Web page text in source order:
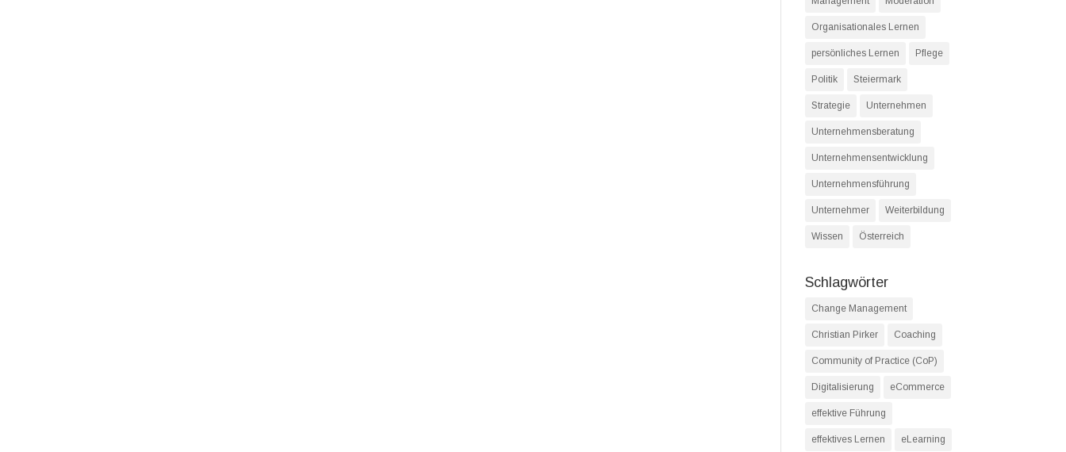
Organisationales Lernen
persönliches Lernen Pflege
Politik Steiermark
Strategie Unternehmen
Unternehmensberatung
Unternehmensentwicklung
Unternehmensführung
Unternehmer Weiterbildung
Wissen Österreich
Schlagwörter
Change Management
Christian Pirker Coaching
Community of Practice (CoP)
Digitalisierung eCommerce
effektive Führung
effektives Lernen eLearning